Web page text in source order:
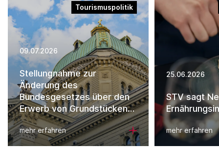
Tourismuspolitik
09.07.2026
Stellungnahme zur
Änderung des
Bundesgesetzes über den
Erwerb von Grundstücken
durch Personen im Ausland
mehr erfahren
25.06.2026
STV sagt
mehr erfahren